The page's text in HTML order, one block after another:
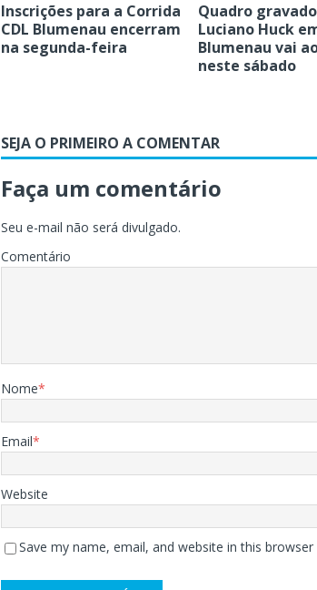
Inscrições para a Corrida
CDL Blumenau encerram
na segunda-feira
Quadro
Luciano Huck
Blumenau vai
neste sábado
SEJA O PRIMEIRO A COMENTAR
Faça um comentário
Seu e-mail não será divulgado.
Comentário
Nome*
Email*
Website
Save my name, email, and website in this